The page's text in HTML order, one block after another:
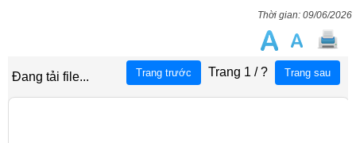
09/06/2026